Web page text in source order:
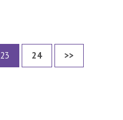
Page
23 Page
24 >>